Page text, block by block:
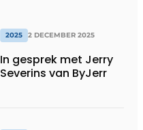
2025 2 DECEMBER 2025
In gesprek met Jerry
Severins van ByJerr